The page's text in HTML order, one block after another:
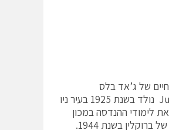
Judd Blass נולד בשנת 1925 בעיר ניו
את לימודי ההנדסה במכון
הפוליטכני של ברוקלין בשנת 1944.